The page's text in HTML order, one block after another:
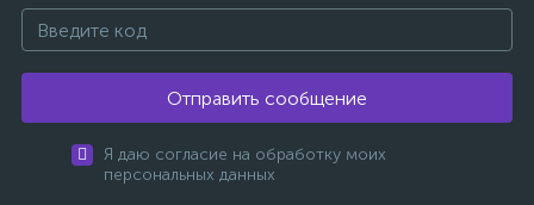
Отправить сообщение
Я даю согласие на обработку моих
персональных данных